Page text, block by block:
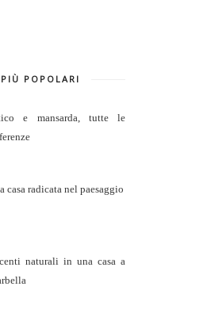
POPOLARI
e mansarda, tutte le
casa radicata nel paesaggio
naturali in una casa a